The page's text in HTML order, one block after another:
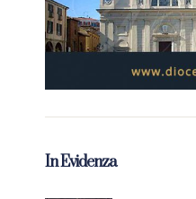
In Evidenza